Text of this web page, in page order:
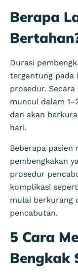
Berapa
Durasi
tergantung pada
prosedur.
muncul dalam
dan akan
hari.
Beberapa pasien
pembengkakan
prosedur
komplikasi
mulai berkurang
pencabutan.
5 Cara
Bengkak